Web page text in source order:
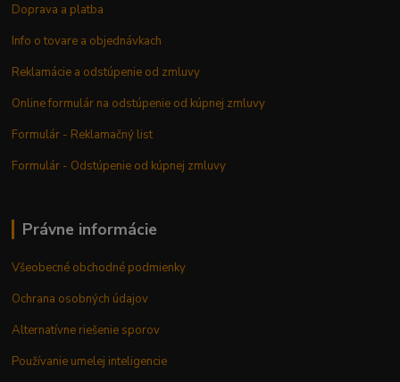
Doprava a platba
Info o tovare a objednávkach
Reklamácie a odstúpenie od zmluvy
Online formulár na odstúpenie od kúpnej zmluvy
Formulár - Reklamačný list
Formulár - Odstúpenie od kúpnej zmluvy
Právne informácie
Všeobecné obchodné podmienky
Ochrana osobných údajov
Alternatívne riešenie sporov
Používanie umelej inteligencie